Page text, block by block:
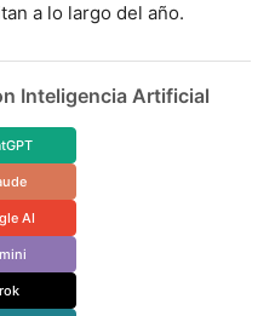
a lo largo del año.
Inteligencia Artificial
AI